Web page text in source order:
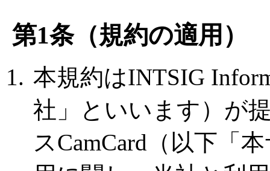
第1条（規約の適用）
本規約はINTSIG
社」といいます）が
スCamCard（以下「